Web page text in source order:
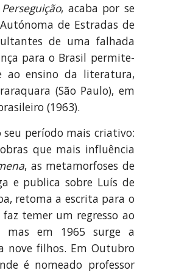
Perseguição, acaba por se
de Estradas de
de uma falhada
para o Brasil permite-
ao ensino da literatura,
(São Paulo), em
(1963).
seu período mais criativo:
que mais influência
, as metamorfoses de
e publica sobre Luís de
retoma a escrita para o
temer um regresso ao
mas em 1965 surge a
nove filhos. Em Outubro
é nomeado professor